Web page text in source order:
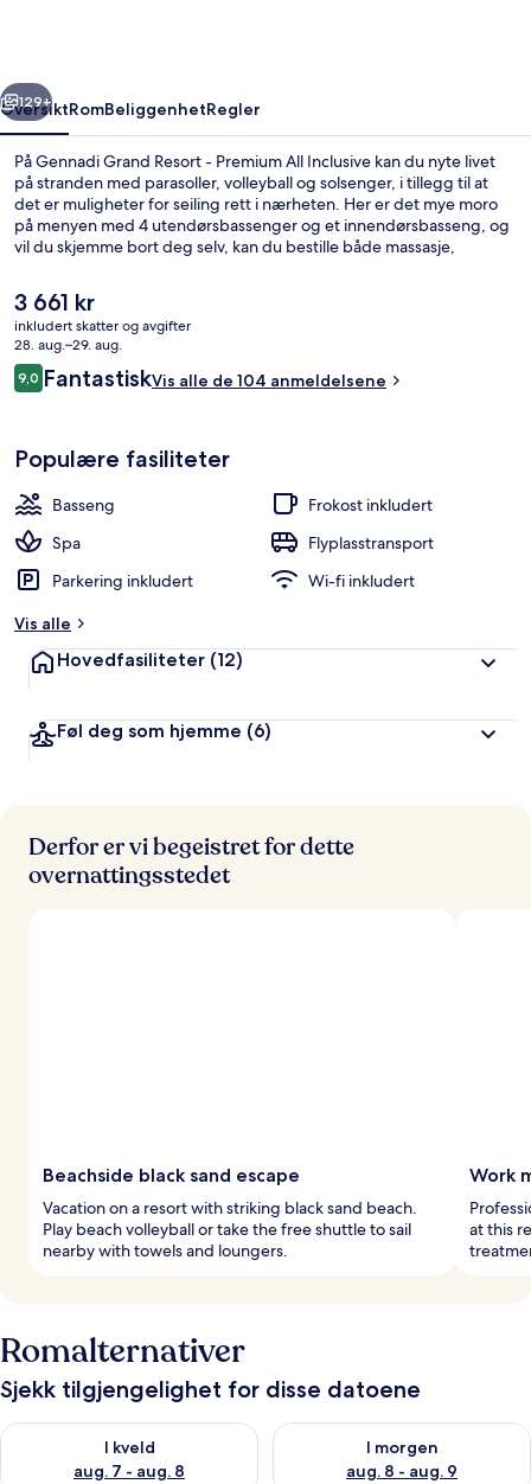
Inclusive
Neste
129+
OversiktRomBeliggenhetRegler
På Gennadi Grand Resort - Premium All Inclusive kan du nyte livet
på stranden med parasoller, volleyball og solsenger, i tillegg til at
det er muligheter for seiling rett i nærheten. Her er det mye moro
på menyen med 4 utendørsbassenger og et innendørsbasseng, og
vil du skjemme bort deg selv, kan du bestille både massasje,
restauranter, og det er flott å ta en drink på stedets 4 barer/lounger.
Andre høydepunkter på dette resort-hotellet i luksuriøs stil er blant
annet en takterrasse, en barneklubb (inkludert) og en bassengbar.
Den
nåværende
prisen
er
3 661 kr
3 661 kr
inkludert skatter og avgifter
28. aug.–29. aug.
Anmeldelser
9,09,0 av 10 –
FantastiskVis alle de 104 anmeldelsene
Populære fasiliteter
Basseng
Frokost inkludert
Spa
Flyplasstransport
Parkering inkludert
Wi-fi inkludert
Vis alle
Hovedfasiliteter (12)
Føl deg som hjemme (6)
Derfor er vi begeistret for dette
overnattingsstedet
Beachside black sand escape
Vacation on a resort with striking black sand beach.
Play beach volleyball or take the free shuttle to sail
nearby with towels and loungers.
Work
at this
Romalternativer
Sjekk tilgjengelighet for disse datoene
I kveld
aug. 7 - aug. 8
Sjekk tilgjengelighet for i kveld, aug. 7 - aug. 8
I morgen
aug. 8 - aug. 9
Sjekk tilgjengelighet for i